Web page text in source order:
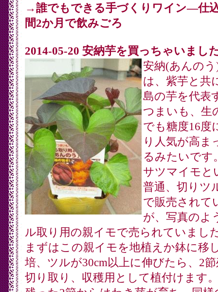
→誰でもできる手づくりワイン―仕
間2か月で飲みごろ
2014-05-20 安納芋を買っちゃいまし
安納(あんの
は、紫芋と共
島の芋を代表
つまいも、生
でも糖度16度
り人気が高ま
るみたいです
サツマイモと
普通、切りツ
で販売されて
が、写真のよ
ル取り用の親イモで売られていまし
まずはこの親イモを地植えか鉢に移
培、ツルが30cm以上に伸びたら、2
切り取り、収穫用として植付けます